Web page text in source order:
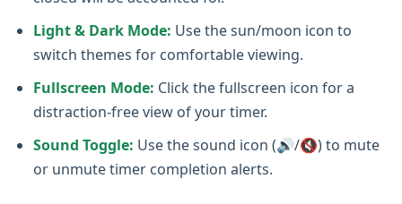
Light & Dark Mode: Use the sun/moon icon to
switch themes for comfortable viewing.
Fullscreen Mode: Click the fullscreen icon for a
distraction-free view of your timer.
Sound Toggle: Use the sound icon (🔊/🔇) to mute
or unmute timer completion alerts.